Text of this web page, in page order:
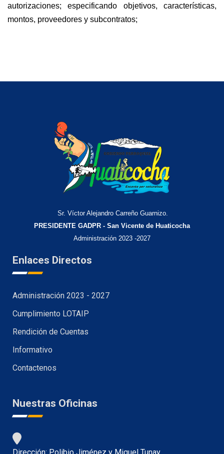
autorizaciones; especificando objetivos, características,
montos, proveedores y subcontratos;
Sr. Víctor Alejandro Carreño Guarnizo.
PRESIDENTE GADPR - San Vicente de Huaticocha
Administración 2023 -2027
Enlaces Directos
Administración 2023 - 2027
Cumplimiento LOTAIP
Rendición de Cuentas
Informativo
Contactenos
Nuestras Oficinas